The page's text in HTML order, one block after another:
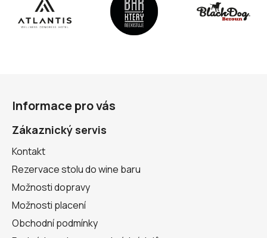
Informace pro vás
Zákaznický servis
Kontakt
Rezervace stolu do wine baru
Možnosti dopravy
Možnosti placení
Obchodní podmínky